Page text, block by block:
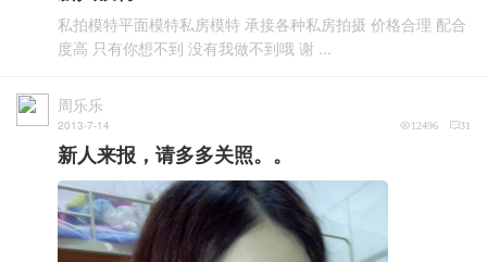
私拍模特平面模特私房模特 承接各种私房拍摄 价格合理 配合
度高 只有你想不到 没有我做不到哦 谢 ...
周乐乐
2013-7-14 31
12496
新人来报，请多多关照。。